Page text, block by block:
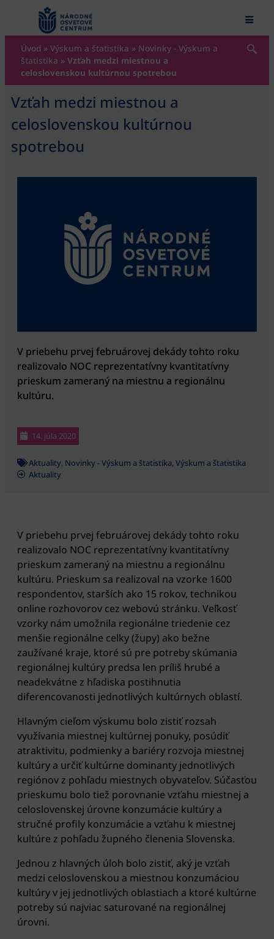
content
Úvod » Výskum a štatistika » Novinky - Výskum a
štatistika » Vzťah medzi miestnou a
celoslovenskou kultúrnou spotrebou
Vzťah medzi miestnou a
celoslovenskou kultúrnou
spotrebou
V priebehu prvej februárovej dekády tohto roku
realizovalo NOC reprezentatívny kvantitatívny
prieskum zameraný na miestnu a regionálnu
kultúru.
14. júla 2020
Aktuality, Novinky - Výskum a štatistika, Výskum a štatistika
Aktuality
V priebehu prvej februárovej dekády tohto roku
realizovalo NOC reprezentatívny kvantitatívny
prieskum zameraný na miestnu a regionálnu
kultúru. Prieskum sa realizoval na vzorke 1600
respondentov, starších ako 15 rokov, technikou
online rozhovorov cez webovú stránku. Veľkosť
vzorky nám umožnila regionálne triedenie cez
menšie regionálne celky (župy) ako bežne
zaužívané kraje, ktoré sú pre potreby skúmania
regionálnej kultúry predsa len príliš hrubé a
neadekvátne z hľadiska postihnutia
diferencovanosti jednotlivých kultúrnych oblastí.
Hlavným cieľom výskumu bolo zistiť rozsah
využívania miestnej kultúrnej ponuky, posúdiť
atraktivitu, podmienky a bariéry rozvoja miestnej
kultúry a určiť kultúrne dominanty jednotlivých
regiónov z pohľadu miestnych obyvateľov. Súčasťou
prieskumu bolo tiež porovnanie vzťahu miestnej a
celoslovenskej úrovne konzumácie kultúry a
stručné profily konzumácie a vzťahu k miestnej
kultúre z pohľadu župného členenia Slovenska.
Jednou z hlavných úloh bolo zistiť, aký je vzťah
medzi celoslovenskou a miestnou konzumáciou
kultúry v jej jednotlivých oblastiach a ktoré kultúrne
potreby sú najviac saturované na regionálnej
úrovni.